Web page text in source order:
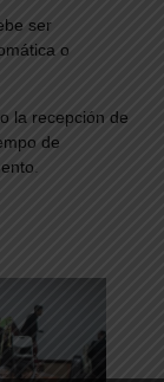
ser
o
la recepción de
de